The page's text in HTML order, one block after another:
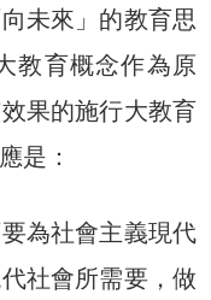
未來」的教育思
教育概念作為原
果的施行大教育
是：
為社會主義現代
社會所需要，做